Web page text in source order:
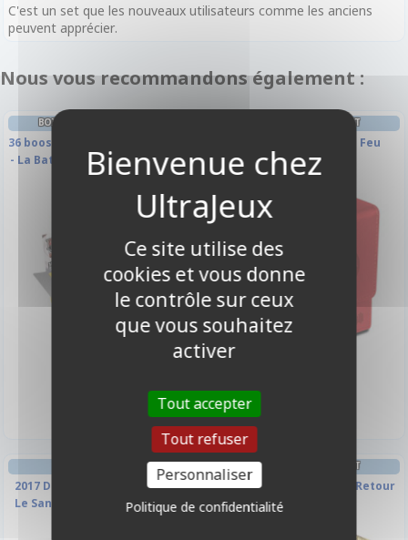
C'est un set que les nouveaux utilisateurs comme les anciens
peuvent apprécier.
Nous vous recommandons également :
BOITE DE BOOSTERS FRANÇAIS
36 boosters - T2 - Cluster Trinité
- La Bataille des Ruines Sacrées
DECK BOX ET RANGEMENT
Flip Box - Magic Stone Feu
DECKS PRÉCONSTRUITS
2017 Deck de Démarrage Feu -
Le Sang des Dragons - Version
DECK BOX ET RANGEMENT
Bohort, Le Chasseur De Retour
Ce site utilise des
cookies et vous donne
le contrôle sur ceux
que vous souhaitez
activer
Tout accepter
Tout refuser
Personnaliser
Politique de confidentialité